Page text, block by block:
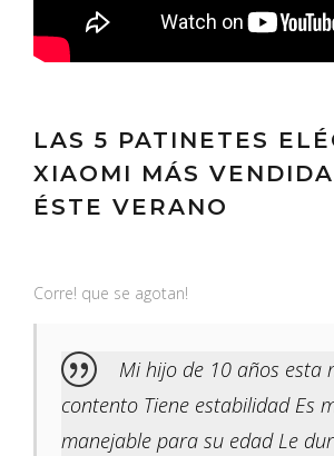
LAS 5 PATINETES
XIAOMI MÁS
ÉSTE VERANO
Corre! que se agotan!
Mi hijo de 10 años esta
contento Tiene estabilidad Es
manejable para su edad Le